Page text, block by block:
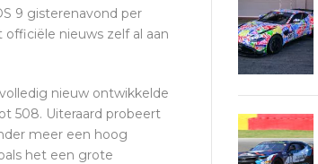
9 gisterenavond per
nieuws zelf al aan
nieuw ontwikkelde
508. Uiteraard probeert
meer een hoog
het een grote